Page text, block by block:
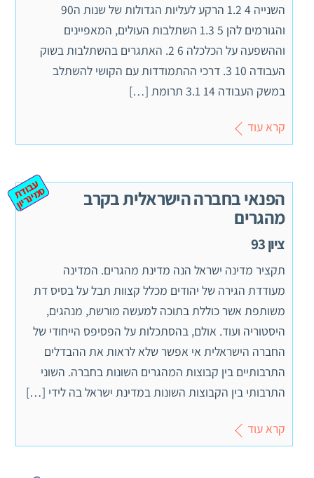
השנייה 4 1.2 הרקע לעליות הגדולות של שנות ה90
והגורמים להן 5 1.3 השתלבות העולים, המאפיינים
וההשפעה על הכלכלה 6 2. האתגרים בהשתלבות בשוק
העבודה 10 3. דרכי ההתמודדות עם הקושי להשתלב
במשק העבודה 14 3.1 תרומת […]
קרא עוד
הפנאי בחברה הישראלית בקרב
מהגרים
ציון 93
ע
ב
וד
ת
ס
מ
ינ
ר
יון
תקציר מדינה ישראל הנה מדינת מהגרים. המדינה
מעודדת הגירה של יהודים מכלל קצוות תבל על בסיס דת
משותפת אשר כוללת בתוכה למעשה מורשת, מנהגים,
היסטוריה ועוד. אולם, בהסתכלות על הפסיפס הייחודי של
החברה הישראלית אי אפשר שלא לראות את ההבדלים
התרבותיים בין קבוצות המהגרים השונות בחברה. השוני
התרבותי בין הקבוצות השונות במדינת ישראל בה לידי […]
קרא עוד